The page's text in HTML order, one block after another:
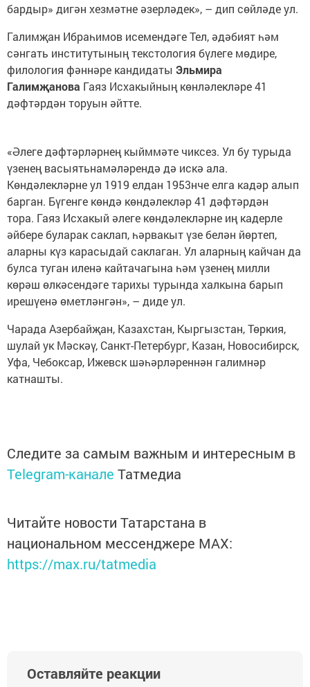
бардыр» дигән хезмәтне әзерләдек», – дип сөйләде ул.
Галимҗан Ибраһимов исемендәге Тел, әдәбият һәм
сәнгать институтының текстология бүлеге мөдире,
филология фәннәре кандидаты Эльмира
Галимҗанова Гаяз Исхакыйның көнләлекләре 41
дәфтәрдән торуын әйтте.
«Әлеге дәфтәрләрнең кыйммәте чиксез. Ул бу турыда
үзенең васыятьнамәләрендә дә искә ала.
Көндәлекләрне ул 1919 елдан 1953нче елга кадәр алып
барган. Бүгенге көндә көндәлекләр 41 дәфтәрдән
тора. Гаяз Исхакый әлеге көндәлекләрне иң кадерле
әйбере буларак саклап, һәрвакыт үзе белән йөртеп,
аларны күз карасыдай саклаган. Ул аларның кайчан да
булса туган иленә кайтачагына һәм үзенең милли
көрәш өлкәсендәге тарихы турында халкына барып
ирешүенә өметләнгән», – диде ул.
Чарада Азербайҗан, Казахстан, Кыргызстан, Төркия,
шулай ук Мәскәү, Санкт-Петербург, Казан, Новосибирск,
Уфа, Чебоксар, Ижевск шәһәрләреннән галимнәр
катнашты.
Следите за самым важным и интересным в
Telegram-канале Татмедиа
Читайте новости Татарстана в
национальном мессенджере MАХ:
https://max.ru/tatmedia
Оставляйте реакции